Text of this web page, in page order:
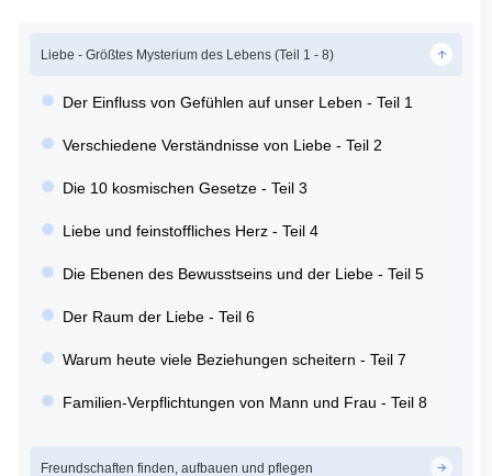
Liebe - Größtes Mysterium des Lebens (Teil 1 - 8)
Der Einfluss von Gefühlen auf unser Leben - Teil 1
Verschiedene Verständnisse von Liebe - Teil 2
Die 10 kosmischen Gesetze - Teil 3
Liebe und feinstoffliches Herz - Teil 4
Die Ebenen des Bewusstseins und der Liebe - Teil 5
Der Raum der Liebe - Teil 6
Warum heute viele Beziehungen scheitern - Teil 7
Familien-Verpflichtungen von Mann und Frau - Teil 8
Freundschaften finden, aufbauen und pflegen